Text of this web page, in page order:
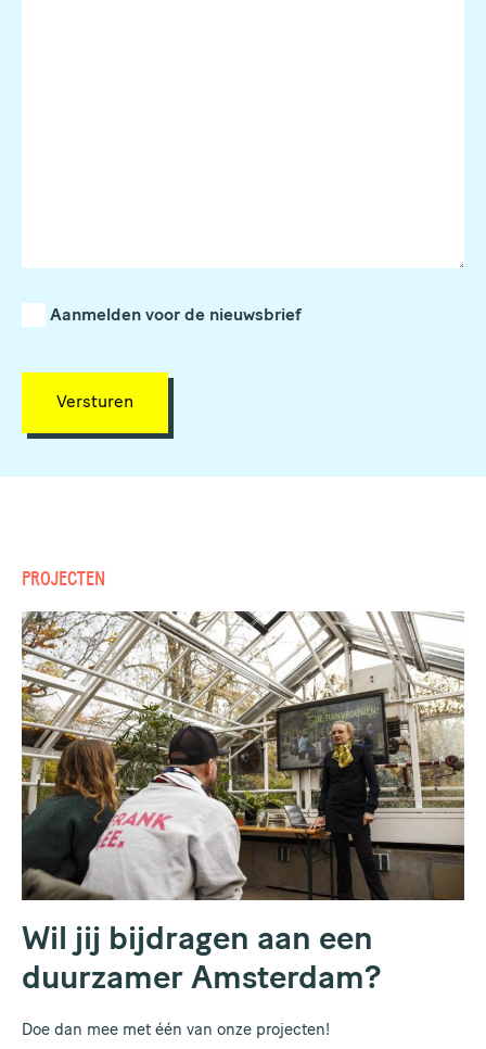
Aanmelden voor de nieuwsbrief
Versturen
PROJECTEN
Wil jij bijdragen aan een
duurzamer Amsterdam?
Doe dan mee met één van onze projecten!